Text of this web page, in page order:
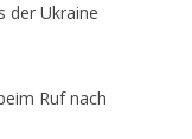
der Ukraine
Ruf nach